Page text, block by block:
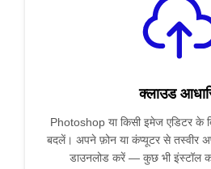
क्लाउड
Photoshop या किसी इमेज एडिटर के
बदलें। अपने फ़ोन या कंप्यूटर से तस्वीर
डाउनलोड करें — कुछ भी इंस्टॉल